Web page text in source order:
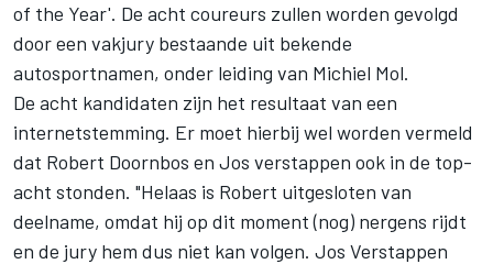
of the Year'. De acht coureurs zullen worden gevolgd
door een vakjury bestaande uit bekende
autosportnamen, onder leiding van Michiel Mol.
De acht kandidaten zijn het resultaat van een
internetstemming. Er moet hierbij wel worden vermeld
dat Robert Doornbos en Jos verstappen ook in de top-
acht stonden. "Helaas is Robert uitgesloten van
deelname, omdat hij op dit moment (nog) nergens rijdt
en de jury hem dus niet kan volgen. Jos Verstappen